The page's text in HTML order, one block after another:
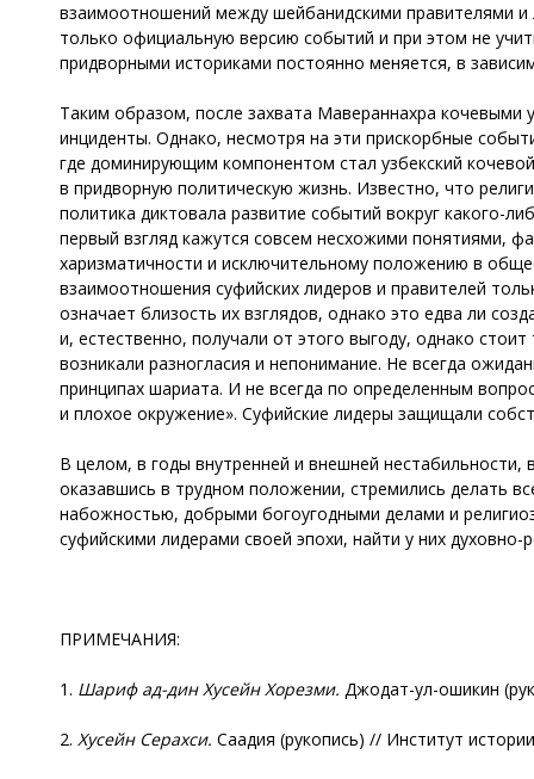
взаимоотношений между шейбанидскими правителями
только официальную версию событий и при этом не
придворными историками постоянно меняется, в
Таким образом, после захвата Мавераннахра
инциденты. Однако, несмотря на эти прискорбные
где доминирующим компонентом стал узбекский
в придворную политическую жизнь. Известно, что
политика диктовала развитие событий вокруг какого-
первый взгляд кажутся совсем несхожими понятиями,
харизматичности и исключительному положению в
взаимоотношения суфийских лидеров и правителей
означает близость их взглядов, однако это едва ли
и, естественно, получали от этого выгоду, однако
возникали разногласия и непонимание. Не всегда
принципах шариата. И не всегда по определенным
и плохое окружение». Суфийские лидеры защищали
В целом, в годы внутренней и внешней нестабильности,
оказавшись в трудном положении, стремились делать
набожностью, добрыми богоугодными делами и
суфийскими лидерами своей эпохи, найти у них
ПРИМЕЧАНИЯ:
1. Шариф ад-дин Хусейн Хорезми. Джодат-ул-ошикин
2. Хусейн Серахси. Саадия (рукопись) // Институт